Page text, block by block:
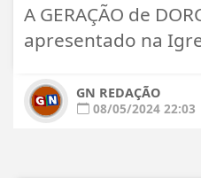
A GERAÇÃO de
apresentado na
GN REDAÇÃO
08/05/2024 22:03